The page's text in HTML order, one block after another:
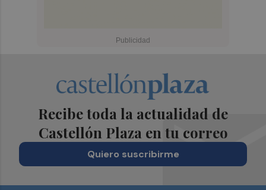
Recibe toda la actualidad de
Castellón Plaza en tu correo
Quiero suscribirme